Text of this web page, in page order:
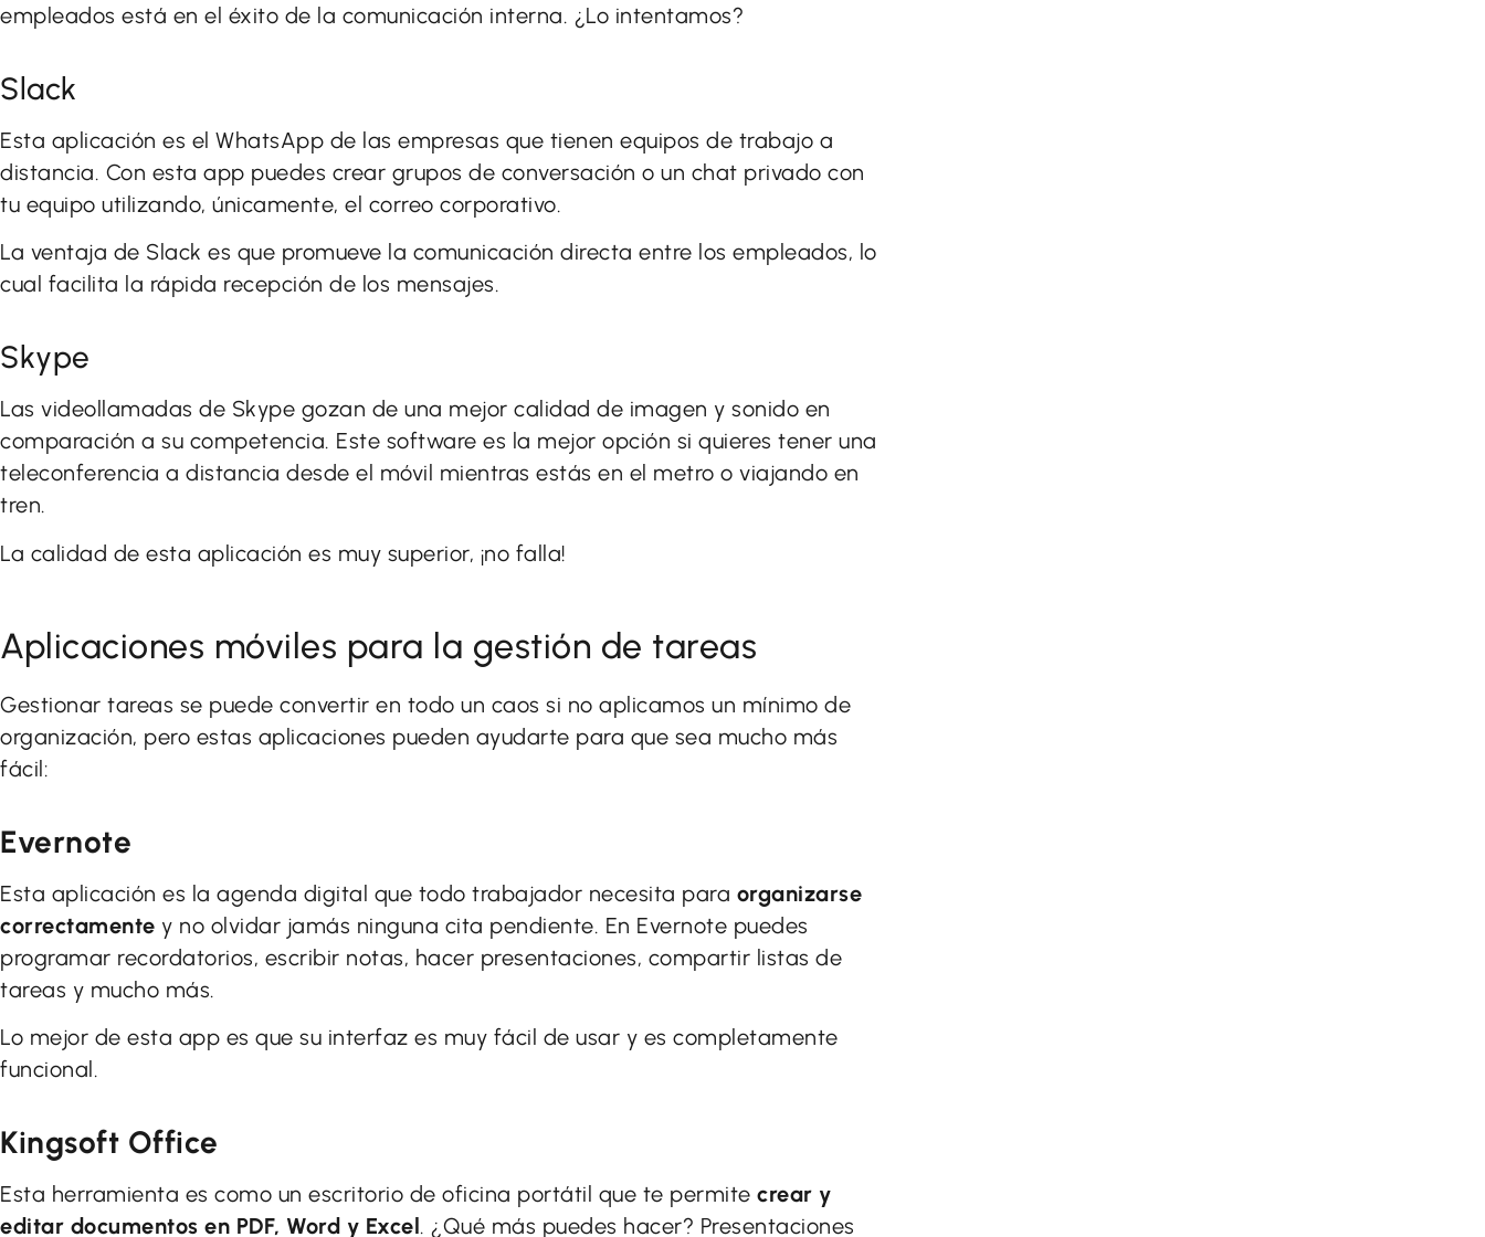
empleados está en el éxito de la comunicación interna. ¿Lo intentamos?
Slack
Esta aplicación es el WhatsApp de las empresas que tienen equipos de trabajo a
distancia. Con esta app puedes crear grupos de conversación o un chat privado con
tu equipo utilizando, únicamente, el correo corporativo.
La ventaja de Slack es que promueve la comunicación directa entre los empleados, lo
cual facilita la rápida recepción de los mensajes.
Skype
Las videollamadas de Skype gozan de una mejor calidad de imagen y sonido en
comparación a su competencia. Este software es la mejor opción si quieres tener una
teleconferencia a distancia desde el móvil mientras estás en el metro o viajando en
tren.
La calidad de esta aplicación es muy superior, ¡no falla!
Aplicaciones móviles para la gestión de tareas
Gestionar tareas se puede convertir en todo un caos si no aplicamos un mínimo de
organización, pero estas aplicaciones pueden ayudarte para que sea mucho más
fácil:
Evernote
Esta aplicación es la agenda digital que todo trabajador necesita para organizarse
correctamente y no olvidar jamás ninguna cita pendiente. En Evernote puedes
programar recordatorios, escribir notas, hacer presentaciones, compartir listas de
tareas y mucho más.
Lo mejor de esta app es que su interfaz es muy fácil de usar y es completamente
funcional.
Kingsoft Office
Esta herramienta es como un escritorio de oficina portátil que te permite crear y
editar documentos en PDF, Word y Excel. ¿Qué más puedes hacer? Presentaciones